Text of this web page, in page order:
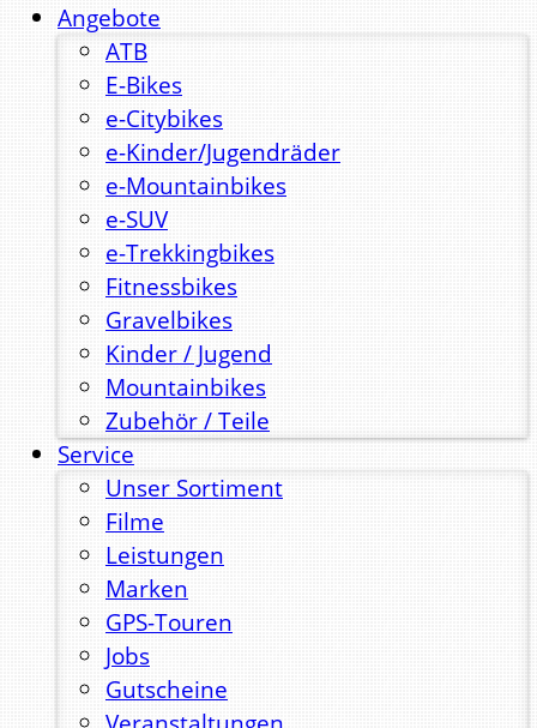
Angebote
ATB
E-Bikes
e-Citybikes
e-Kinder/Jugendräder
e-Mountainbikes
e-SUV
e-Trekkingbikes
Fitnessbikes
Gravelbikes
Kinder / Jugend
Mountainbikes
Zubehör / Teile
Service
Unser Sortiment
Filme
Leistungen
Marken
GPS-Touren
Jobs
Gutscheine